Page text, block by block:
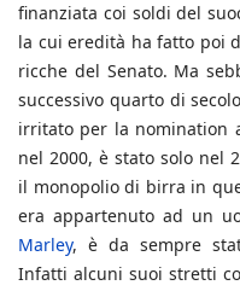
finanziata coi soldi del
la cui eredità ha fatto poi
ricche del Senato. Ma
successivo quarto di
irritato per la nomination
nel 2000, è stato solo nel
il monopolio di birra in
era appartenuto ad un
Marley, è da sempre
Infatti alcuni suoi stretti